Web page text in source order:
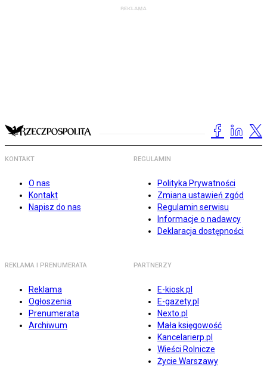
KONTAKT
O nas
Kontakt
Napisz do nas
REGULAMIN
Polityka Prywatności
Zmiana ustawień zgód
Regulamin serwisu
Informacje o nadawcy
Deklaracja dostępności
REKLAMA I PRENUMERATA
Reklama
Ogłoszenia
Prenumerata
Archiwum
PARTNERZY
E-kiosk.pl
E-gazety.pl
Nexto.pl
Mała księgowość
Kancelarierp.pl
Wieści Rolnicze
Życie Warszawy